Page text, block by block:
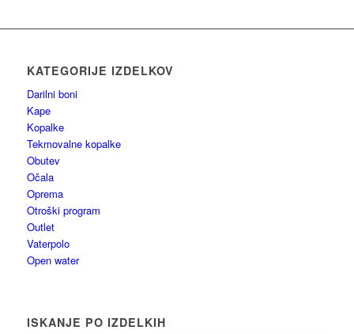
KATEGORIJE IZDELKOV
Darilni boni
Kape
Kopalke
Tekmovalne kopalke
Obutev
Očala
Oprema
Otroški program
Outlet
Vaterpolo
Open water
ISKANJE PO IZDELKIH